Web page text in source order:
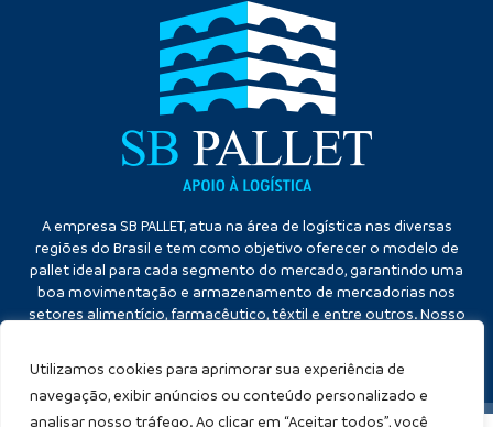
Utilizamos cookies para aprimorar sua experiência de
navegação, exibir anúncios ou conteúdo personalizado e
analisar nosso tráfego. Ao clicar em “Aceitar todos”, você
A empresa SB PALLET, atua na área de logística nas diversas
regiões do Brasil e tem como objetivo oferecer o modelo de
pallet ideal para cada segmento do mercado, garantindo uma
boa movimentação e armazenamento de mercadorias nos
setores alimentício, farmacêutico, têxtil e entre outros. Nosso